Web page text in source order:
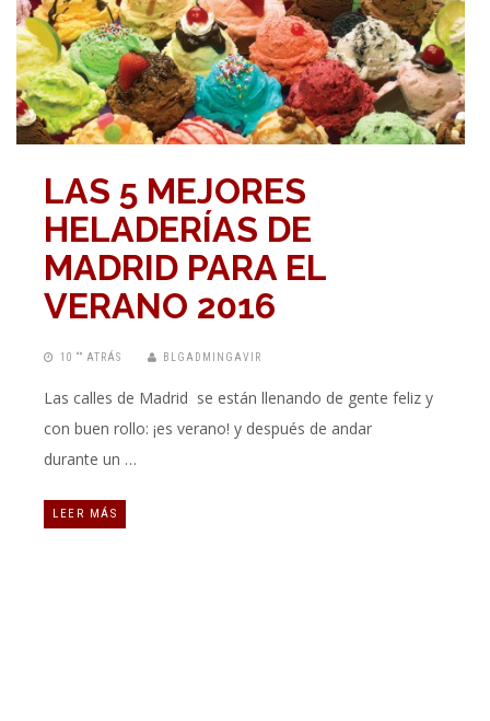
LAS 5 MEJORES
HELADERÍAS DE
MADRID PARA EL
VERANO 2016
10 “” ATRÁS BLGADMINGAVIR
Las calles de Madrid se están llenando de gente feliz y
con buen rollo: ¡es verano! y después de andar
durante un …
LEER MÁS